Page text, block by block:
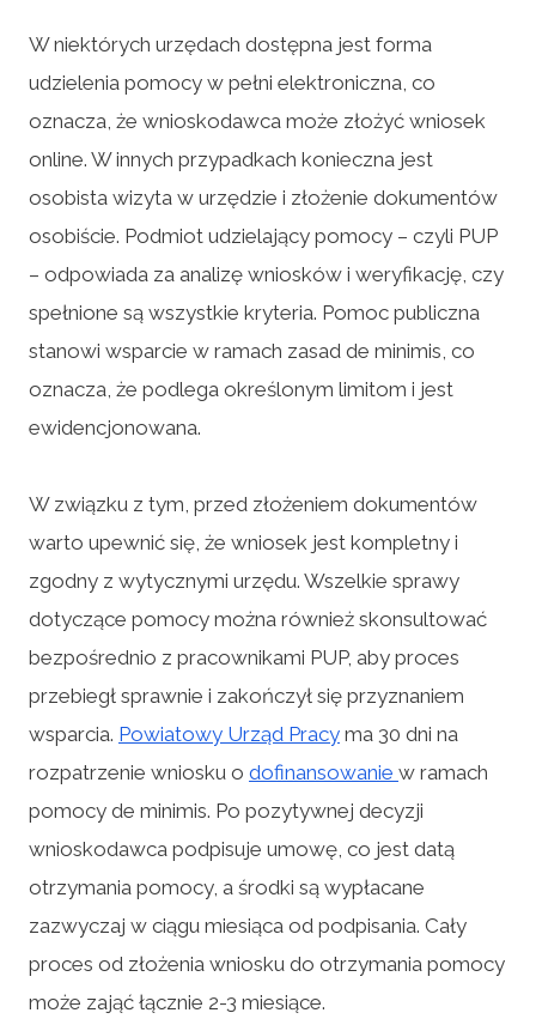
W niektórych urzędach dostępna jest forma
udzielenia pomocy w pełni elektroniczna, co
oznacza, że wnioskodawca może złożyć wniosek
online. W innych przypadkach konieczna jest
osobista wizyta w urzędzie i złożenie dokumentów
osobiście. Podmiot udzielający pomocy – czyli PUP
– odpowiada za analizę wniosków i weryfikację, czy
spełnione są wszystkie kryteria. Pomoc publiczna
stanowi wsparcie w ramach zasad de minimis, co
oznacza, że podlega określonym limitom i jest
ewidencjonowana.
W związku z tym, przed złożeniem dokumentów
warto upewnić się, że wniosek jest kompletny i
zgodny z wytycznymi urzędu. Wszelkie sprawy
dotyczące pomocy można również skonsultować
bezpośrednio z pracownikami PUP, aby proces
przebiegł sprawnie i zakończył się przyznaniem
wsparcia. Powiatowy Urząd Pracy ma 30 dni na
rozpatrzenie wniosku o dofinansowanie w ramach
pomocy de minimis. Po pozytywnej decyzji
wnioskodawca podpisuje umowę, co jest datą
otrzymania pomocy, a środki są wypłacane
zazwyczaj w ciągu miesiąca od podpisania. Cały
proces od złożenia wniosku do otrzymania pomocy
może zająć łącznie 2-3 miesiące.